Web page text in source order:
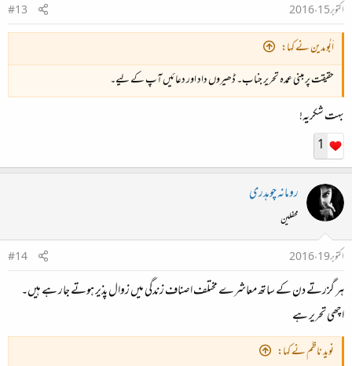
اکتوبر 15، 2016
#13
اَبُو مدین نے کہا:
حقیقت پر مبنی عمدہ تحریر جناب۔ ڈھیروں داد اور دعائیں آپ کے لیے۔
بہت شکریہ!
1
رومانہ چوہدری
محفلین
اکتوبر 19، 2016
#14
ہر گزرتے دن کے ساتھ معاشرے مختلف اصناف زندگی میں زوال پذیر ہوتے جار ہے ہیں۔
اچھی تحریر ہے
نوید ناظم نے کہا: